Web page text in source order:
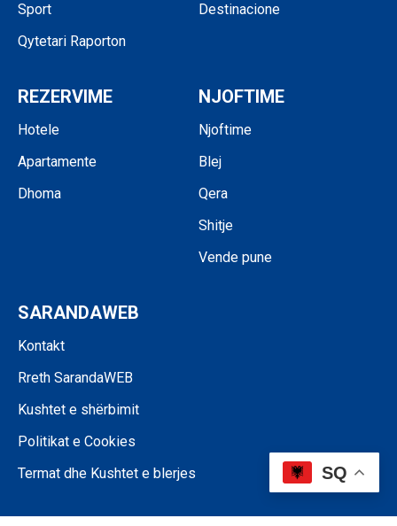
Sport
Qytetari Raporton
Destinacione
REZERVIME
Hotele
Apartamente
Dhoma
NJOFTIME
Njoftime
Blej
Qera
Shitje
Vende pune
SARANDAWEB
Kontakt
Rreth SarandaWEB
Kushtet e shërbimit
Politikat e Cookies
Termat dhe Kushtet e blerjes
SQ